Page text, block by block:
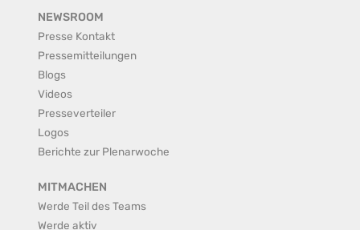
NEWSROOM
Presse Kontakt
Pressemitteilungen
Blogs
Videos
Presseverteiler
Logos
Berichte zur Plenarwoche
MITMACHEN
Werde Teil des Teams
Werde aktiv